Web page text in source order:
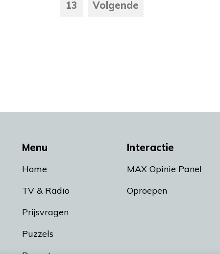
13 Volgende
Menu
Home
TV & Radio
Prijsvragen
Puzzels
Interactie
MAX Opinie Panel
Oproepen